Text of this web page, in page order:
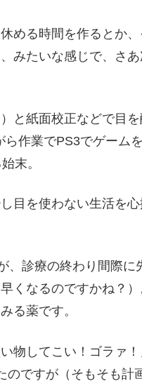
める時間を作るとか
みたいな感じで、さあ
と紙面校正などで目
作業でPS3でゲーム
末。
目を使わない生活を心
、診療の終わり間際に
くなるのですかね？
る薬です。
物してこい！ゴラァ
のですが（そもそも計